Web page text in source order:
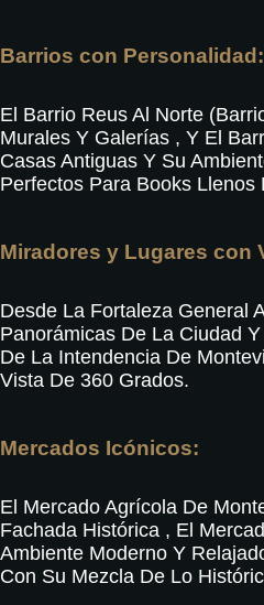
Barrios con Personalidad:
El Barrio Reus Al Norte
Murales Y Galerías , Y El
Casas Antiguas Y Su
Perfectos Para Books Llenos
Miradores y Lugares con
Desde La Fortaleza General
Panorámicas De La Ciudad
De La Intendencia De
Vista De 360 Grados.
Mercados Icónicos:
El Mercado Agrícola De
Fachada Histórica , El
Ambiente Moderno Y
Con Su Mezcla De Lo